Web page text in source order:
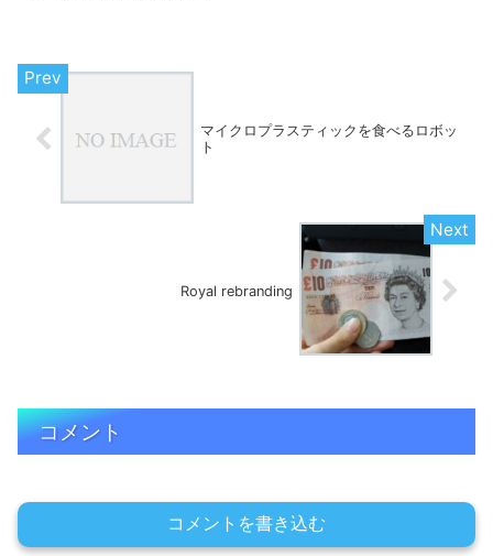
マイクロプラスティックを食べるロボッ
ト
Royal rebranding
コメント
コメントを書き込む